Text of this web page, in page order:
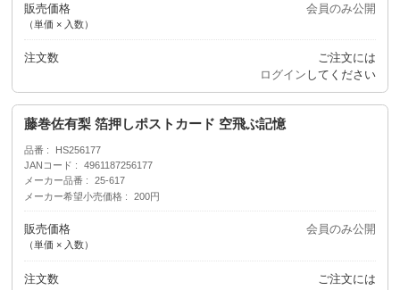
販売価格
（単価 × 入数）
会員のみ公開
注文数
ご注文には
ログイン してください
藤巻佐有梨 箔押しポストカード 空飛ぶ記憶
品番
HS256177
JANコード
4961187256177
メーカー品番
25-617
メーカー希望小売価格
200円
販売価格
（単価 × 入数）
会員のみ公開
注文数
ご注文には